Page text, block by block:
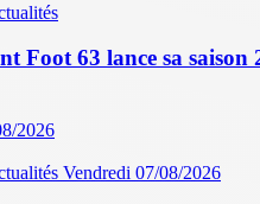
Foot 63 lance sa saison
2026
Vendredi 07/08/2026